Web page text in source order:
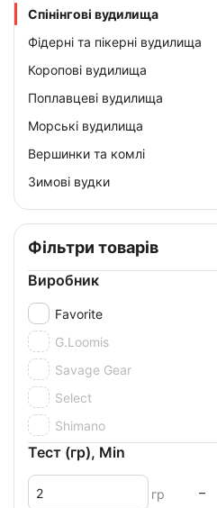
Спінінгові вудилища
Фідерні та пікерні вудилища
Коропові вудилища
Поплавцеві вудилища
Морські вудилища
Вершинки та комлі
Зимові вудки
Фільтри товарів
Виробник
Favorite
G.Loomis
Savage Gear
Select
Shimano
Тест (гр), Min
гр –